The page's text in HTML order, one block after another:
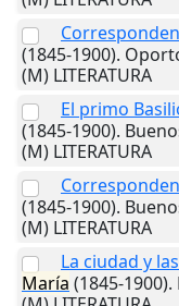
(1845-1900).
(M) LITERATURA
El primo
(1845-1900).
(M) LITERATURA
(1845-1900).
(M) LITERATURA
La ciudad y
María (1845-1900).